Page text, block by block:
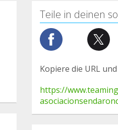
Teile in deinen
Kopiere die URL
https://